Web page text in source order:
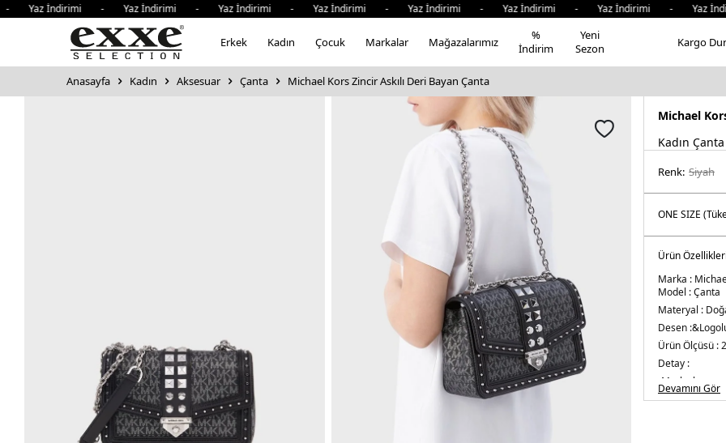
İndirimi - Yaz İndirimi - Yaz İndirimi - Yaz İndirimi - Yaz İndirimi - Yaz İndirimi - Yaz İndirimi -
Erkek Kadın Çocuk Markalar Mağazalarımız
%
İndirim
Yeni
Sezon
Kargo
Anasayfa Kadın Aksesuar Çanta Michael Kors Zincir Askılı Deri Bayan Çanta
Michael
Kadın Çanta
Renk: si̇yah
Ürün Özellikleri
Marka :
Model :Çanta
Materyal :
Desen :&
Ürün Ölçüsü :
Detay :
Marka logosu
-Zincir askı
Devamını Gör